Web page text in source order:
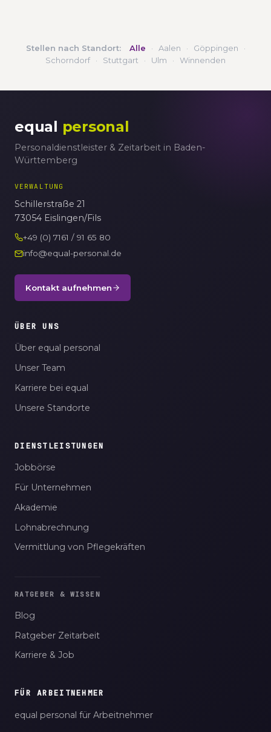
Stellen nach Standort: Alle · Aalen · Göppingen
·
Schorndorf
· Stuttgart · Ulm · Winnenden
equal personal
Personaldienstleister & Zeitarbeit in Baden-
Württemberg
VERWALTUNG
Schillerstraße 21
73054 Eislingen/Fils
+49 (0) 7161 / 91 65 80
info@equal-personal.de
Kontakt aufnehmen
ÜBER UNS
Über equal personal
Unser Team
Karriere bei equal
Unsere Standorte
DIENSTLEISTUNGEN
Jobbörse
Für Unternehmen
Akademie
Lohnabrechnung
Vermittlung von Pflegekräften
RATGEBER & WISSEN
Blog
Ratgeber Zeitarbeit
Karriere & Job
FÜR ARBEITNEHMER
equal personal für Arbeitnehmer